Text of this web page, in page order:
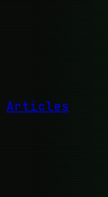
Articles